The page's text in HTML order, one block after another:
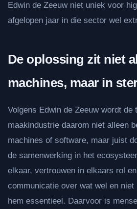
Edwin de Zeeuw niet uniek voor
afgelopen jaar in die sector wel
De oplossing zit niet
machines, maar in
Volgens Edwin de Zeeuw wordt de
maakindustrie daarom niet alleen
machines of software, maar juist
de samenwerking in het
elkaar, vertrouwen in elkaars rol
communicatie over wat wel en
hem essentieel. Daarvoor is